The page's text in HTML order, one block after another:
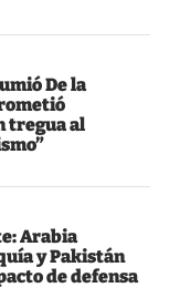
De la
tregua al
Arabia
y Pakistán
de defensa